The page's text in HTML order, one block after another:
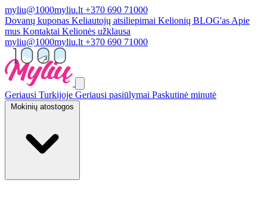
myliu@1000myliu.lt +370 690 71000
Dovanų kuponas Keliautojų atsiliepimai Kelionių BLOG'as Apie
mus Kontaktai Kelionės užklausa
myliu@1000myliu.lt +370 690 71000
Geriausi Turkijoje Geriausi pasiūlymai Paskutinė minutė
Mokinių atostogos